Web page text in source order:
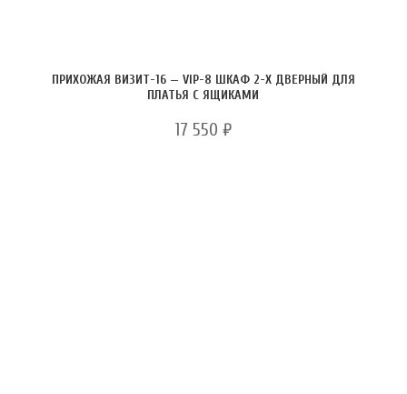
ПРИХОЖАЯ ВИЗИТ-16 — VIP-8 ШКАФ 2-Х ДВЕРНЫЙ ДЛЯ
ПЛАТЬЯ С ЯЩИКАМИ
17 550 ₽